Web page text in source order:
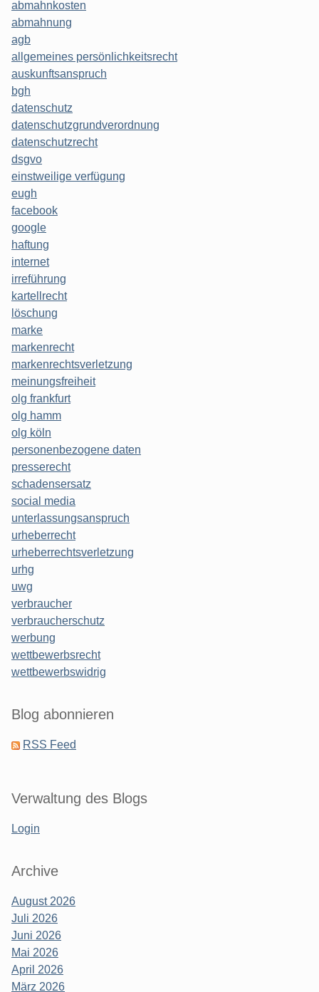
abmahnkosten
abmahnung
agb
allgemeines persönlichkeitsrecht
auskunftsanspruch
bgh
datenschutz
datenschutzgrundverordnung
datenschutzrecht
dsgvo
einstweilige verfügung
eugh
facebook
google
haftung
internet
irreführung
kartellrecht
löschung
marke
markenrecht
markenrechtsverletzung
meinungsfreiheit
olg frankfurt
olg hamm
olg köln
personenbezogene daten
presserecht
schadensersatz
social media
unterlassungsanspruch
urheberrecht
urheberrechtsverletzung
urhg
uwg
verbraucher
verbraucherschutz
werbung
wettbewerbsrecht
wettbewerbswidrig
Blog abonnieren
RSS Feed
Verwaltung des Blogs
Login
Archive
August 2026
Juli 2026
Juni 2026
Mai 2026
April 2026
März 2026